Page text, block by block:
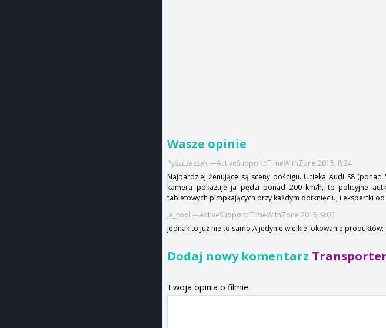
Wasze opinie
Pyszczaczek ---ActiveSupport::TimeWithZone 2015, 8:24
Najbardziej żenujące są sceny pościgu. Ucieka Audi S8
kamera pokazuje ja pędzi ponad 200 km/h, to policyjne
tabletowych pimpkających przy każdym dotknięciu, i ekspertki
Ja_cool ---ActiveSupport::TimeWithZone 2015, 9:03
Jednak to już nie to samo A jedynie wielkie lokowanie
Dodaj nowy komentarz
Twoja opinia o filmie: